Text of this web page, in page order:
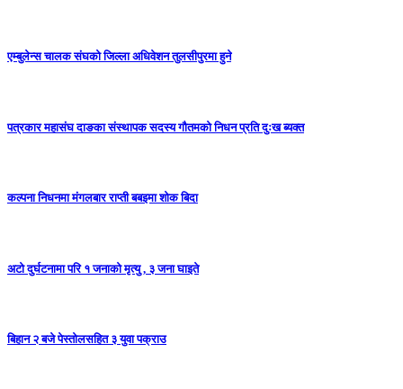
एम्बुलेन्स चालक संघको जिल्ला अधिवेशन तुलसीपुरमा हुने
पत्रकार महासंघ दाङका संस्थापक सदस्य गौतमको निधन प्रति दुःख ब्यक्त
कल्पना निधनमा मंगलबार राप्ती बबइमा शोक बिदा
अटो दुर्घटनामा परि १ जनाको मृत्यु , ३ जना घाइते
बिहान २ बजे पेस्तोलसहित ३ युवा पक्राउ